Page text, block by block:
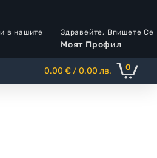
в нашите Здравейте, Впишете Се
Моят Профил
0.00 € / 0.00 лв. 0